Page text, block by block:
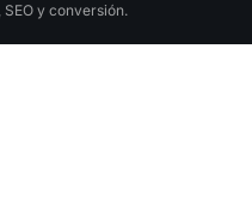
y conversión.